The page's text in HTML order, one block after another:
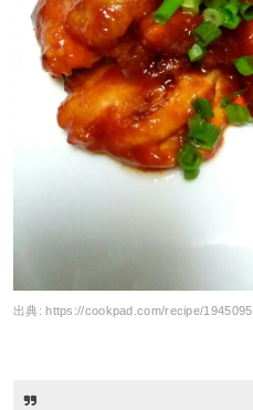
出典:https://cookpad.com/recipe/1945095